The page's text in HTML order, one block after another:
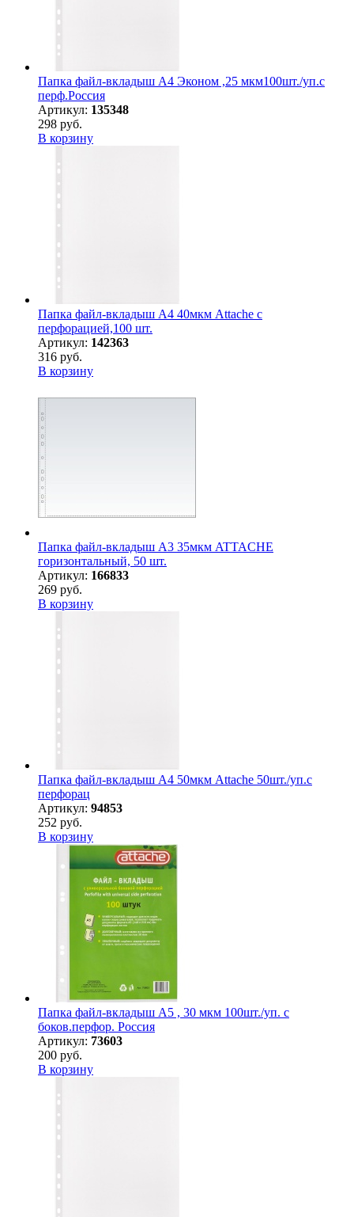
Папка файл-вкладыш А4 Эконом ,25 мкм100шт./уп.с
перф.Россия
Артикул: 135348
298 руб.
В корзину
Папка файл-вкладыш А4 40мкм Attache с
перфорацией,100 шт.
Артикул: 142363
316 руб.
В корзину
Папка файл-вкладыш А3 35мкм ATTACHE
горизонтальный, 50 шт.
Артикул: 166833
269 руб.
В корзину
Папка файл-вкладыш А4 50мкм Attache 50шт./уп.с
перфорац
Артикул: 94853
252 руб.
В корзину
Папка файл-вкладыш А5 , 30 мкм 100шт./уп. с
боков.перфор. Россия
Артикул: 73603
200 руб.
В корзину